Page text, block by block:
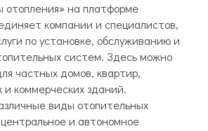
отопления» на платформе
компании и специалистов,
по установке, обслуживанию и
систем. Здесь можно
частных домов, квартир,
и коммерческих зданий.
виды отопительных
и автономное